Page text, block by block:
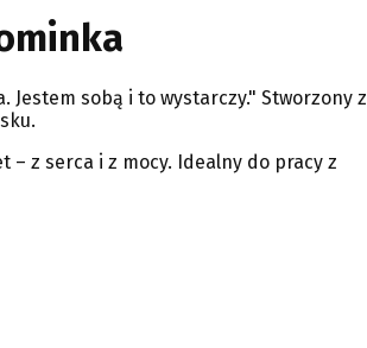
sobą i to wystarczy." Stworzony z
z serca i z mocy. Idealny do pracy z